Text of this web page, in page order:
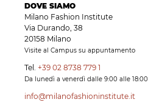
DOVE SIAMO
Milano Fashion Institute
Via Durando, 38
20158 Milano
Visite al Campus su appuntamento
Tel. +39 02 8738 779 1
Da lunedì a venerdì dalle 9:00 alle 18:00
info@milanofashioninstitute.it